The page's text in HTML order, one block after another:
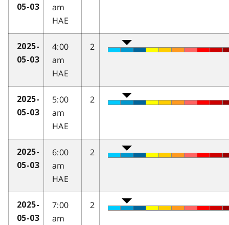
05-03
am
HAE
2025-
05-03
4:00
am
HAE
2
2025-
05-03
5:00
am
HAE
2
2025-
05-03
6:00
am
HAE
2
2025-
05-03
7:00
am
2